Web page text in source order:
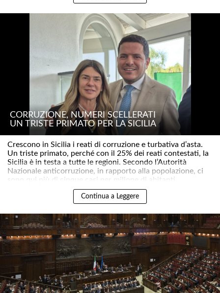
CORRUZIONE, NUMERI SCELLERATI
UN TRISTE PRIMATO PER LA SICILIA
Crescono in Sicilia i reati di corruzione e turbativa d’asta.
Un triste primato, perché con il 25% dei reati contestati, la
Sicilia è in testa a tutte le regioni. Secondo l’Autorità
Nazionale anticorruzione, in rapporto alla popolazione, ci
sono qui più di cinque casi per milione di abitanti..
Continua a Leggere